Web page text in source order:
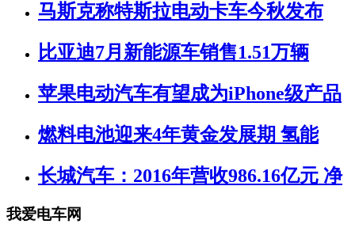
马斯克称特斯拉电动卡车今秋发布
比亚迪7月新能源车销售1.51万辆
苹果电动汽车有望成为iPhone级产品
燃料电池迎来4年黄金发展期 氢能
长城汽车：2016年营收986.16亿元 净
我爱电车网